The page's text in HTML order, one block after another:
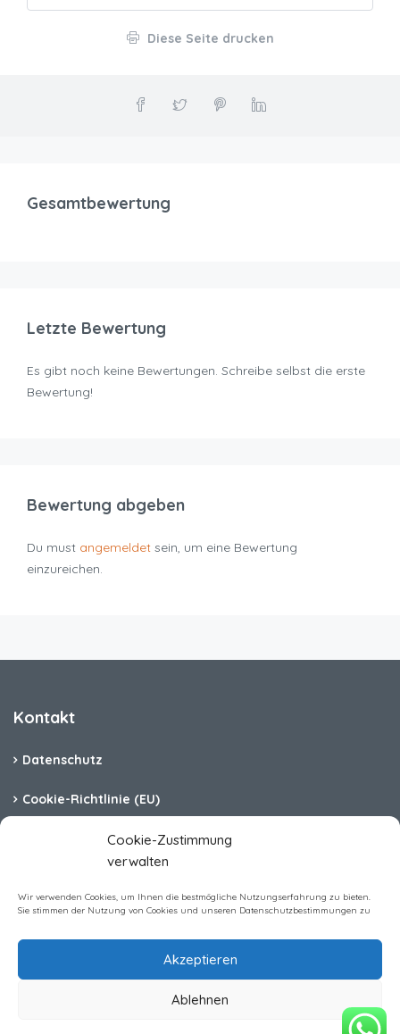
Cookie-Zustimmung
verwalten
Wir verwenden Cookies, um Ihnen die bestmögliche Nutzungserfahrung zu bieten.
Sie stimmen der Nutzung von Cookies und unseren Datenschutzbestimmungen zu
Akzeptieren
Ablehnen
Diese Seite drucken
Gesamtbewertung
Letzte Bewertung
Es gibt noch keine Bewertungen. Schreibe selbst die erste
Bewertung!
Bewertung abgeben
Du must angemeldet sein, um eine Bewertung
einzureichen.
Kontakt
Datenschutz
Cookie-Richtlinie (EU)
Barrierefreiheit
Homerent Immobilien GmbH All rights reserved